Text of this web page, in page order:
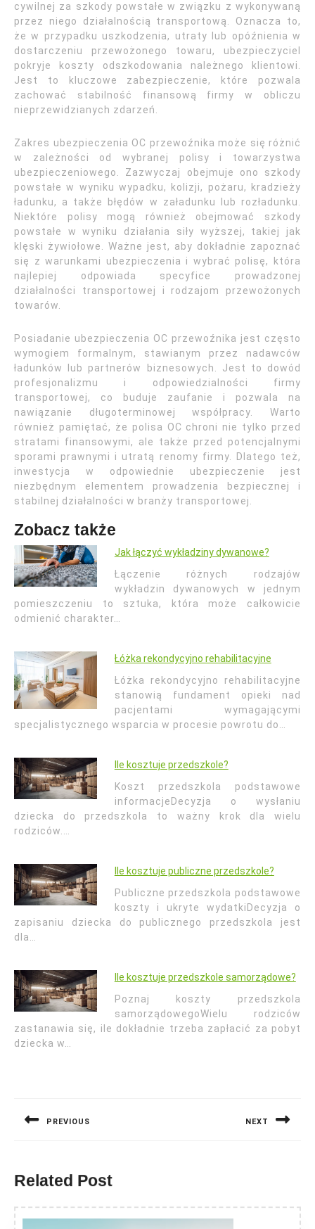
cywilnej za szkody powstałe w związku z wykonywaną
przez niego działalnością transportową. Oznacza to,
że w przypadku uszkodzenia, utraty lub opóźnienia w
dostarczeniu przewożonego towaru, ubezpieczyciel
pokryje koszty odszkodowania należnego klientowi.
Jest to kluczowe zabezpieczenie, które pozwala
zachować stabilność finansową firmy w obliczu
nieprzewidzianych zdarzeń.
Zakres ubezpieczenia OC przewoźnika może się różnić
w zależności od wybranej polisy i towarzystwa
ubezpieczeniowego. Zazwyczaj obejmuje ono szkody
powstałe w wyniku wypadku, kolizji, pożaru, kradzieży
ładunku, a także błędów w załadunku lub rozładunku.
Niektóre polisy mogą również obejmować szkody
powstałe w wyniku działania siły wyższej, takiej jak
klęski żywiołowe. Ważne jest, aby dokładnie zapoznać
się z warunkami ubezpieczenia i wybrać polisę, która
najlepiej odpowiada specyfice prowadzonej
działalności transportowej i rodzajom przewożonych
towarów.
Posiadanie ubezpieczenia OC przewoźnika jest często
wymogiem formalnym, stawianym przez nadawców
ładunków lub partnerów biznesowych. Jest to dowód
profesjonalizmu i odpowiedzialności firmy
transportowej, co buduje zaufanie i pozwala na
nawiązanie długoterminowej współpracy. Warto
również pamiętać, że polisa OC chroni nie tylko przed
stratami finansowymi, ale także przed potencjalnymi
sporami prawnymi i utratą renomy firmy. Dlatego też,
inwestycja w odpowiednie ubezpieczenie jest
niezbędnym elementem prowadzenia bezpiecznej i
stabilnej działalności w branży transportowej.
Zobacz także
Jak łączyć wykładziny dywanowe?
Łączenie różnych rodzajów
wykładzin dywanowych w jednym
pomieszczeniu to sztuka, która może całkowicie
odmienić charakter…
Łóżka rekondycyjno rehabilitacyjne
Łóżka rekondycyjno rehabilitacyjne
stanowią fundament opieki nad
pacjentami wymagającymi
specjalistycznego wsparcia w procesie powrotu do…
Ile kosztuje przedszkole?
Koszt przedszkola podstawowe
informacjeDecyzja o wysłaniu
dziecka do przedszkola to ważny krok dla wielu
rodziców.…
Ile kosztuje publiczne przedszkole?
Publiczne przedszkola podstawowe
koszty i ukryte wydatkiDecyzja o
zapisaniu dziecka do publicznego przedszkola jest
dla…
Ile kosztuje przedszkole samorządowe?
Poznaj koszty przedszkola
samorządowegoWielu rodziców
zastanawia się, ile dokładnie trzeba zapłacić za pobyt
dziecka w…
PREVIOUS NEXT
Related Post